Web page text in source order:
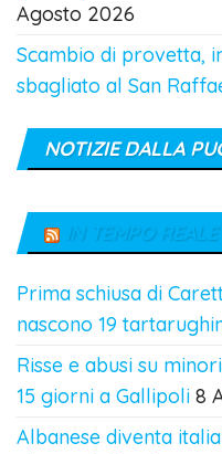
Agosto 2026
Scambio di provetta,
sbagliato al San
NOTIZIE DALLA
IN TEMPO REALE
Prima schiusa di
nascono 19
Risse e abusi su
15 giorni a Gallipoli 8
Albanese diventa